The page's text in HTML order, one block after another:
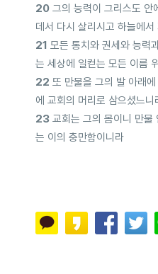
20그의 능력이 그리스도 안
데서 다시 살리시고 하늘에
21 모든 통치와 권세와 능력
는 세상에 일컫는 모든 이름
22 또 만물을 그의 발 아래
에 교회의 머리로 삼으셨느니
23교회는 그의 몸이니 만물
는 이의 충만함이니라